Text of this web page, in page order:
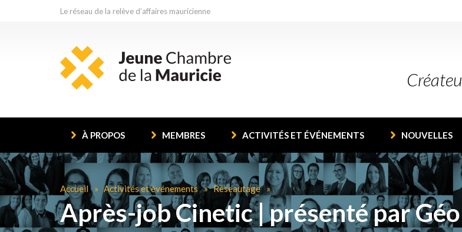
Le réseau de la relève d’affaires mauricienne
À PROPOS MEMBRES ACTIVITÉS ET ÉVÉNEMENTS NOUVELLES
Accueil Activités et événements Réseautage
Après-job Cinetic | présenté par